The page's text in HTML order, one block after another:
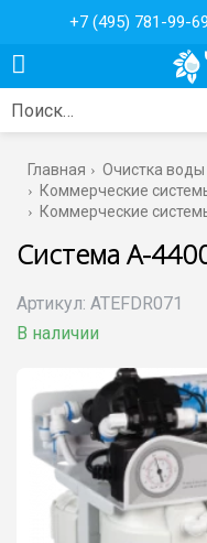
+7 (495) 781-99-69
Поиск…
Главная
Очистка воды
Коммерческие
Коммерческие
Система A-
Артикул: ATEFDR071
В наличии